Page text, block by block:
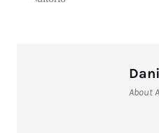
About